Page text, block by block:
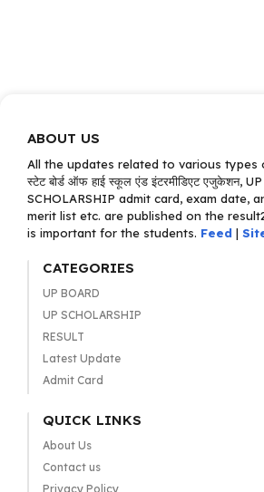
ABOUT US
All the updates related to various types
स्टेट बोर्ड ऑफ हाई स्कूल एंड इंटरमीडिएट एजुकेशन,
SCHOLARSHIP admit card, exam date,
merit list etc. are published on the
is important for the students. Feed |
CATEGORIES
UP BOARD
UP SCHOLARSHIP
RESULT
Latest Update
Admit Card
QUICK LINKS
About Us
Contact us
Privacy Policy